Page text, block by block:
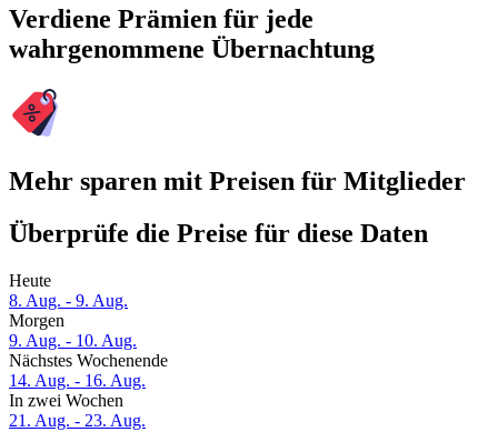
Verdiene Prämien für jede
wahrgenommene Übernachtung
Mehr sparen mit Preisen für Mitglieder
Überprüfe die Preise für diese Daten
Heute
8. Aug. - 9. Aug.
Morgen
9. Aug. - 10. Aug.
Nächstes Wochenende
14. Aug. - 16. Aug.
In zwei Wochen
21. Aug. - 23. Aug.